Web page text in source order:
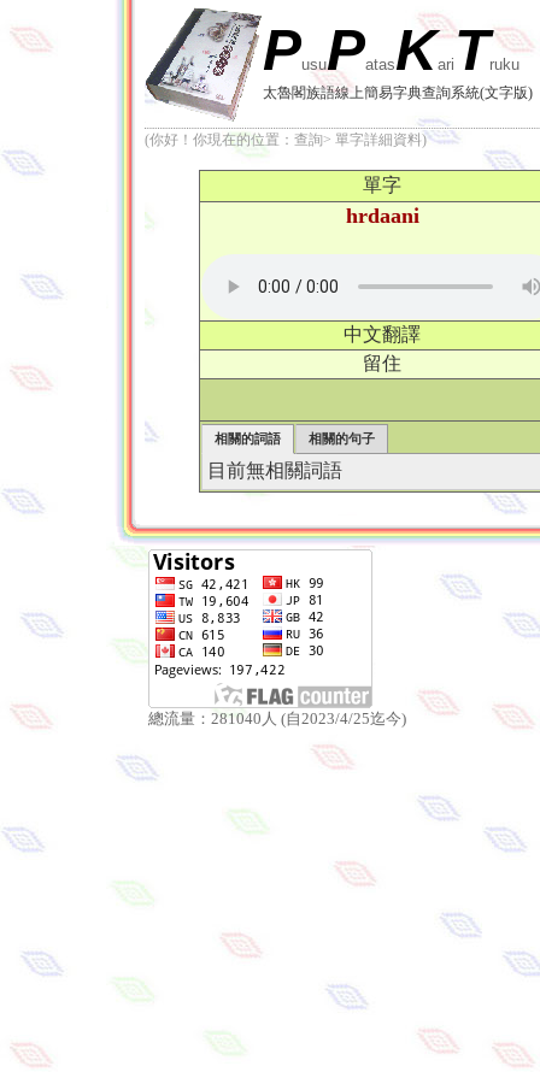
PusuPatasKariTruku
太魯閣族語線上簡易字典查詢系統(文字版)
(你好！你現在的位置：查詢> 單字詳細資料)
單字
hrdaani
中文翻譯
留住
相關的詞語 相關的句子
目前無相關詞語
總流量：281040人 (自2023/4/25迄今)